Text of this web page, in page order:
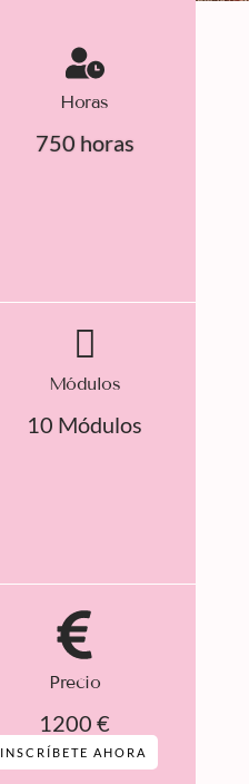
Horas
750 horas
Módulos
10 Módulos
Precio
1200 €
INSCRÍBETE AHORA